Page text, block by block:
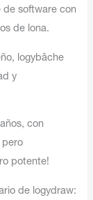
de software con
de lona.
logybâche
y
con
pero
potente!
de logydraw: